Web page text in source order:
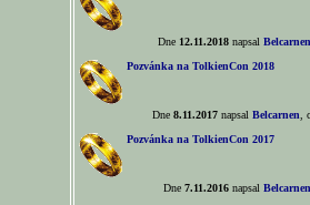
Dne 12.11.2018napsal Belcarnen
Pozvánka na TolkienCon 2018
Dne 8.11.2017napsal Belcarnen ,
Pozvánka na TolkienCon 2017
Dne 7.11.2016napsal Belcarnen